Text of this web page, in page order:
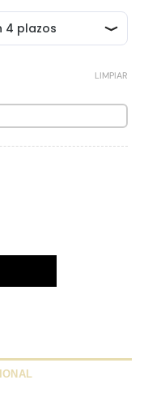
LIMPIAR
cantidad